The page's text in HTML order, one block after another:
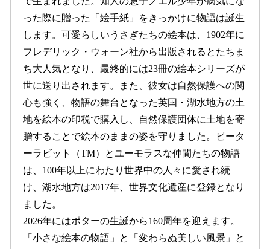
った際に贈った「絵手紙」をきっかけに物語は誕生
します。可愛らしいうさぎたちの絵本は、1902年に
フレデリック・ウォーン社から出版されるとたちま
ち大人気となり、最終的には23冊の絵本シリーズが
世に送り出されます。また、彼女は自然保護への関
心も強く、物語の舞台となった英国・湖水地方の土
地を絵本の印税で購入し、自然保護団体に土地を寄
贈することで絵本のままの姿を守りました。ピータ
ーラビット（TM）とユーモラスな仲間たちの物語
は、100年以上にわたり世界中の人々に愛され続
け、湖水地方は2017年、世界文化遺産に登録となり
ました。
2026年にはポターの生誕から160周年を迎えます。
「小さな絵本の物語」と「変わらぬ美しい風景」と